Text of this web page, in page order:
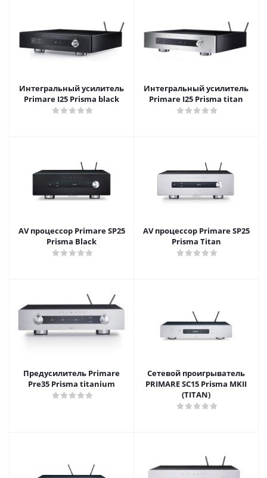
Интегральный усилитель
Primare I25 Prisma black
Интегральный усилитель
Primare I25 Prisma titan
AV процессор Primare SP25
Prisma Black
AV процессор Primare SP25
Prisma Titan
Предусилитель Primare
Pre35 Prisma titanium
Сетевой проигрыватель
PRIMARE SC15 Prisma MKII
(TITAN)